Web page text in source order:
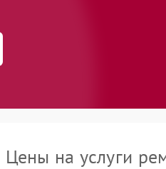
Цены на услуги